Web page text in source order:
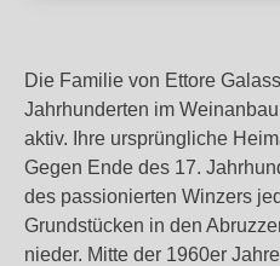
Die Familie von Ettore
Jahrhunderten im
aktiv. Ihre ursprüngliche
Gegen Ende des 17.
des passionierten Winzers
Grundstücken in den
nieder. Mitte der 1960er